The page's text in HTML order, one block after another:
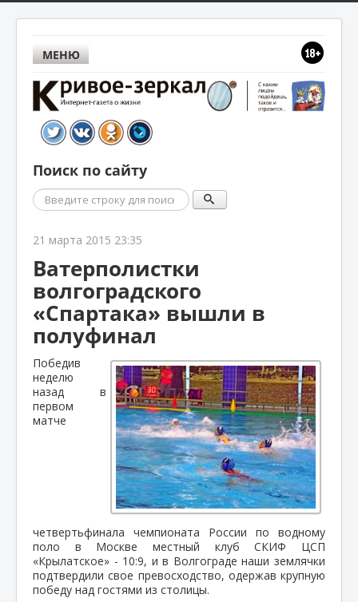
МЕНЮ
Поиск по сайту
Поиск
21 марта 2015 23:35
Ватерполистки
волгоградского
«Спартака» вышли в
полуфинал
Победив
неделю
назад в
первом
матче
четвертьфинала чемпионата России по водному
поло в Москве местный клуб СКИФ ЦСП
«Крылатское» - 10:9, и в Волгограде наши землячки
подтвердили свое превосходство, одержав крупную
победу над гостями из столицы.